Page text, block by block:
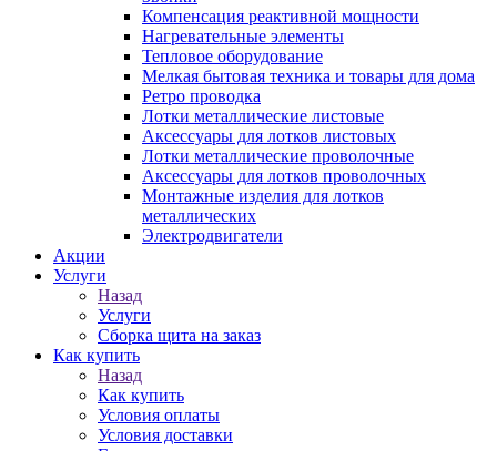
Компенсация реактивной мощности
Нагревательные элементы
Тепловое оборудование
Мелкая бытовая техника и товары для дома
Ретро проводка
Лотки металлические листовые
Аксессуары для лотков листовых
Лотки металлические проволочные
Аксессуары для лотков проволочных
Монтажные изделия для лотков
металлических
Электродвигатели
Акции
Услуги
Назад
Услуги
Сборка щита на заказ
Как купить
Назад
Как купить
Условия оплаты
Условия доставки